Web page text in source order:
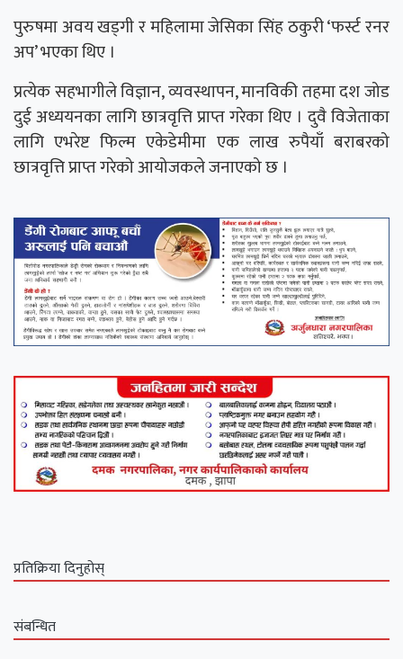
पुरुषमा अवय खड्गी र महिलामा जेसिका सिंह ठकुरी ‘फर्स्ट रनर
अप’ भएका थिए ।
प्रत्येक सहभागीले विज्ञान, व्यवस्थापन, मानविकी तहमा दश जोड
दुई अध्ययनका लागि छात्रवृत्ति प्राप्त गरेका थिए । दुवै विजेताका
लागि एभरेष्ट फिल्म एकेडेमीमा एक लाख रुपैयाँ बराबरको
छात्रवृत्ति प्राप्त गरेको आयोजकले जनाएको छ ।
प्रतिक्रिया दिनुहोस्
संबन्धित